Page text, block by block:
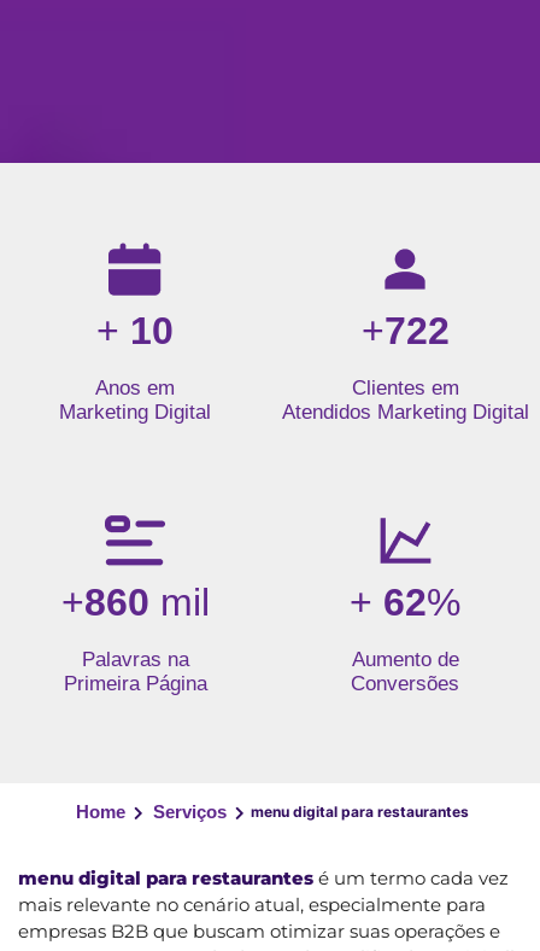
Resultados da nossa agência de marketing digital: mais
+ 10
Anos em
Marketing Digital
+722
Clientes em
Atendidos Marketing Digital
+860 mil
Palavras na
Primeira Página
+ 62%
Aumento de
Conversões
Home Serviços menu digital para restaurantes
menu digital para restaurantes é um termo cada vez
mais relevante no cenário atual, especialmente para
empresas B2B que buscam otimizar suas operações e